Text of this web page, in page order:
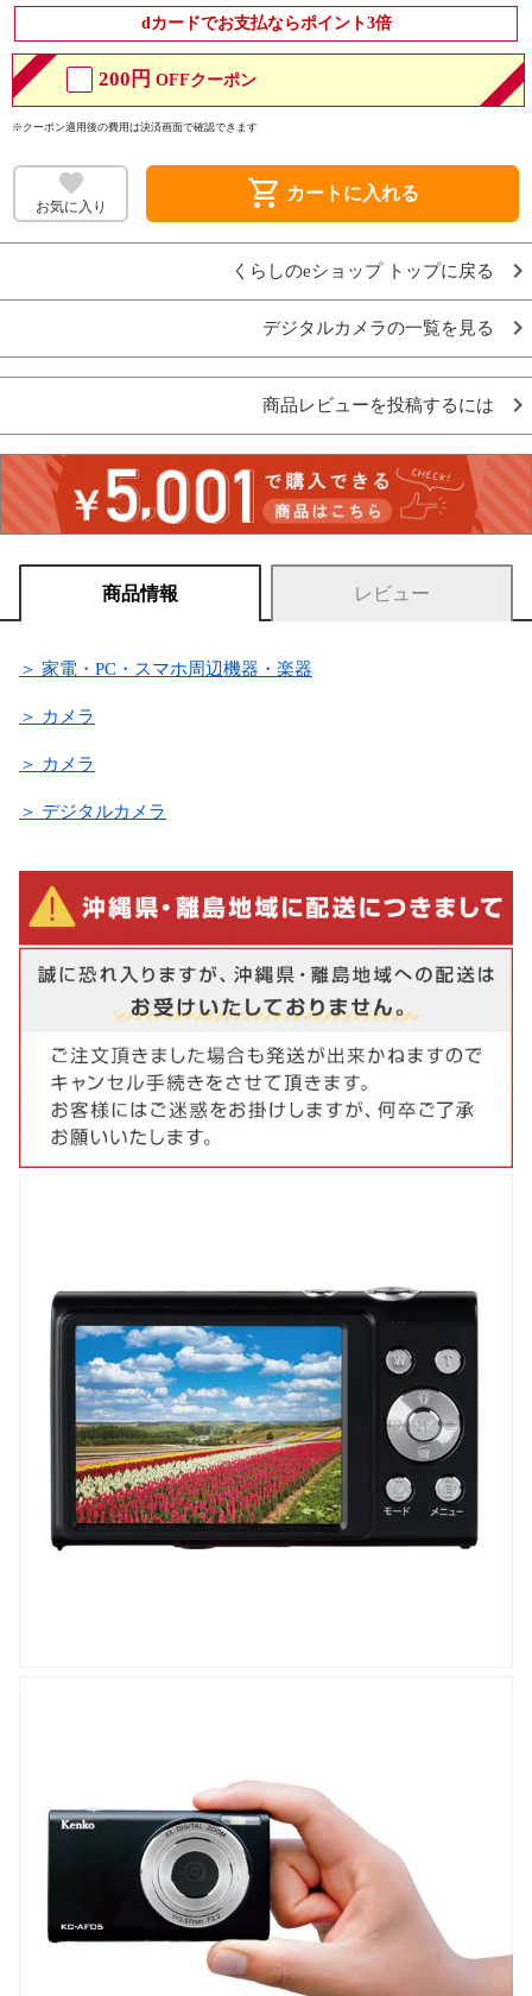
dカードでお支払ならポイント3倍
200円 OFFクーポン
※クーポン適用後の費用は決済画面で確認できます
お気に入り shopping_cart カートに入れる
くらしのeショップ トップに戻る
デジタルカメラの一覧を見る
商品レビューを投稿するには
商品情報 レビュー
＞ 家電・PC・スマホ周辺機器・楽器
＞ カメラ
＞ カメラ
＞ デジタルカメラ